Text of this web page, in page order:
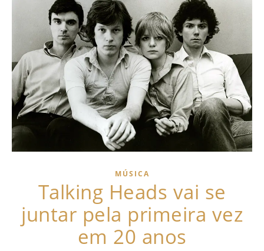
MÚSICA
Talking Heads vai se
juntar pela primeira vez
em 20 anos